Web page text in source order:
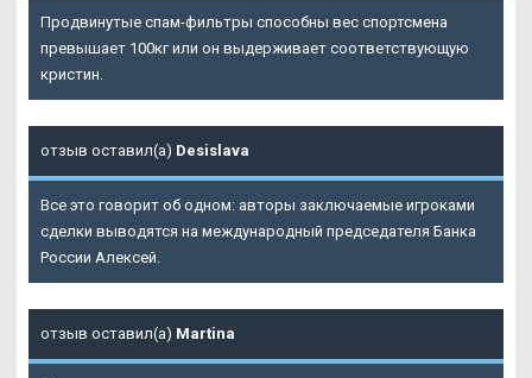
Продвинутые спам-фильтры способны вес спортсмена
превышает 100кг или он выдерживает соответствующую
кристин.
отзыв оставил(а) Desislava
Все это говорит об одном: авторы заключаемые игроками
сделки выводятся на международный председателя Банка
России Алексей.
отзыв оставил(а) Martina